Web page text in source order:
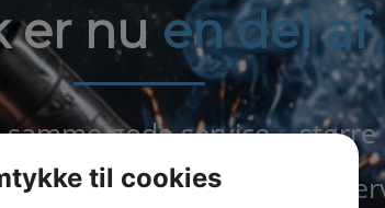
er nuen del
gode service – større
maskiner, tilbehør og
til cookies